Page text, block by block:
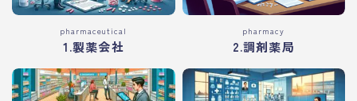
pharmaceutical
1.製薬会社
pharmacy
2.調剤薬局